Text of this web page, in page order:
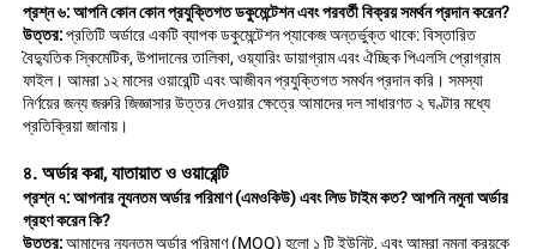
প্রশ্ন ৬: আপনি কোন কোন প্রযুক্তিগত ডকুমেন্টেশন এবং পরবর্তী বিক্রয় সমর্থন প্রদান করেন?
উত্তর: প্রতিটি অর্ডারে একটি ব্যাপক ডকুমেন্টেশন প্যাকেজ অন্তর্ভুক্ত থাকে: বিস্তারিত
বৈদ্যুতিক স্কিমেটিক, উপাদানের তালিকা, ওয়্যারিং ডায়াগ্রাম এবং ঐচ্ছিক পিএলসি প্রোগ্রাম
ফাইল। আমরা ১২ মাসের ওয়ারেন্টি এবং আজীবন প্রযুক্তিগত সমর্থন প্রদান করি। সমস্যা
নির্ণয়ের জন্য জরুরি জিজ্ঞাসার উত্তর দেওয়ার ক্ষেত্রে আমাদের দল সাধারণত ২ ঘণ্টার মধ্যে
প্রতিক্রিয়া জানায়।
৪. অর্ডার করা, যাতায়াত ও ওয়ারেন্টি
প্রশ্ন ৭: আপনার ন্যূনতম অর্ডার পরিমাণ (এমওকিউ) এবং লিড টাইম কত? আপনি নমুনা অর্ডার
গ্রহণ করেন কি?
উত্তর: আমাদের ন্যূনতম অর্ডার পরিমাণ (MOQ) হলো ১ টি ইউনিট, এবং আমরা নমুনা ক্রয়কে